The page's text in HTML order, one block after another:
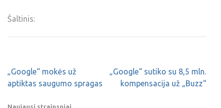
Šaltinis:
„Google“ mokės už
aptiktas saugumo spragas
„Google“ sutiko su 8,5 mln.
kompensacija už „Buzz“